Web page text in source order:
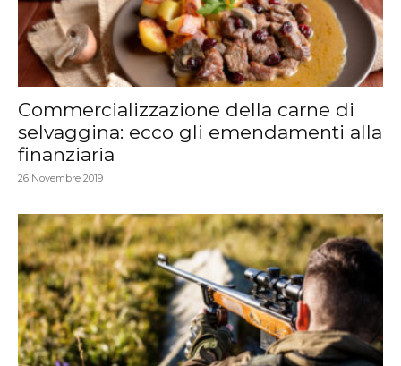
Commercializzazione della carne di
selvaggina: ecco gli emendamenti alla
finanziaria
26 Novembre 2019